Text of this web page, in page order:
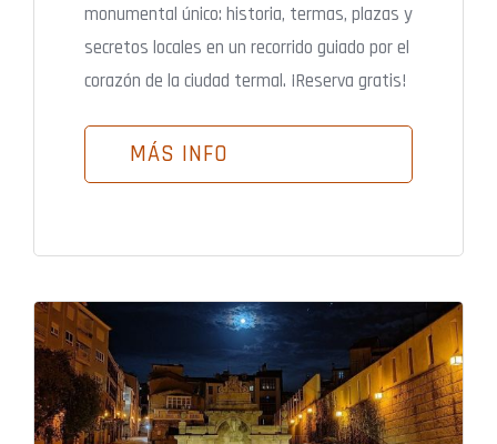
monumental único: historia, termas, plazas y
secretos locales en un recorrido guiado por el
corazón de la ciudad termal. ¡Reserva gratis!
MÁS INFO